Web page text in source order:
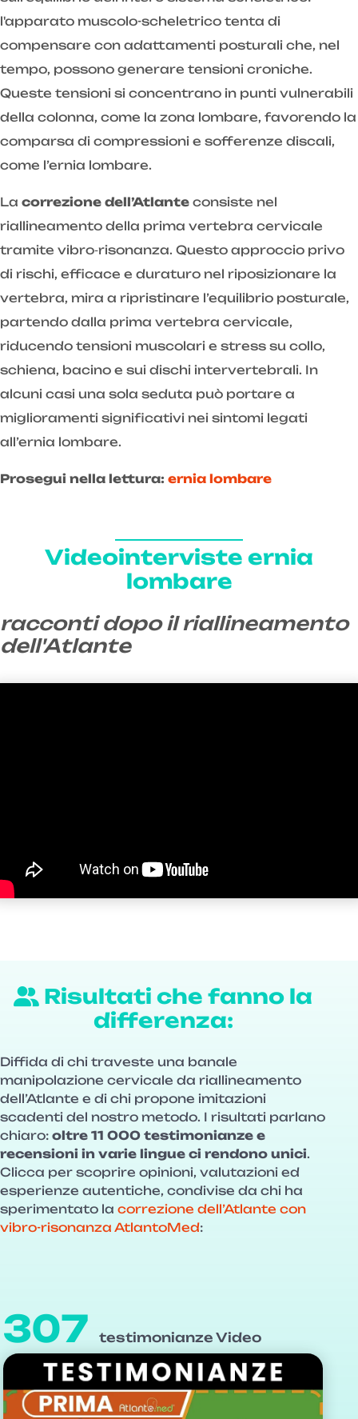
l'apparato muscolo-scheletrico tenta di
compensare con adattamenti posturali che, nel
tempo, possono generare tensioni croniche.
Queste tensioni si concentrano in punti vulnerabili
della colonna, come la zona lombare, favorendo la
comparsa di compressioni e sofferenze discali,
come l’ernia lombare.
La correzione dell’Atlante consiste nel
riallineamento della prima vertebra cervicale
tramite vibro‑risonanza. Questo approccio privo
di rischi, efficace e duraturo nel riposizionare la
vertebra, mira a ripristinare l’equilibrio posturale,
partendo dalla prima vertebra cervicale,
riducendo tensioni muscolari e stress su collo,
schiena, bacino e sui dischi intervertebrali. In
alcuni casi una sola seduta può portare a
miglioramenti significativi nei sintomi legati
all’ernia lombare.
Prosegui nella lettura: ernia lombare
Videointerviste ernia
lombare
racconti dopo il riallineamento
dell'Atlante
Risultati che fanno la
differenza:
Diffida di chi traveste una banale
manipolazione cervicale da riallineamento
dell’Atlante e di chi propone imitazioni
scadenti del nostro metodo. I risultati parlano
chiaro: oltre 11 000 testimonianze e
recensioni in varie lingue ci rendono unici.
Clicca per scoprire opinioni, valutazioni ed
esperienze autentiche, condivise da chi ha
sperimentato la correzione dell’Atlante con
vibro-risonanza AtlantoMed:
307 testimonianze Video